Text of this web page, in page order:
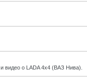
видео о LADA 4x4 (ВАЗ Нива).